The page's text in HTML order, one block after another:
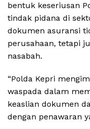
bentuk keseriusan
tindak pidana di
dokumen asuransi
perusahaan, tetapi
nasabah.
“Polda Kepri
waspada dalam
keaslian dokumen
dengan penawaran